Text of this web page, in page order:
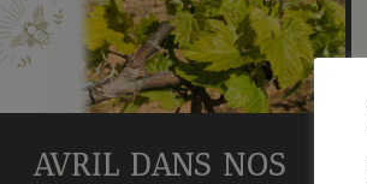
AVRIL DANS NOS